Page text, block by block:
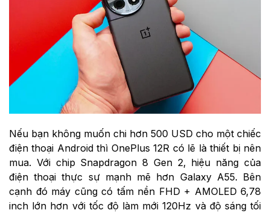
Nếu bạn không muốn chi hơn 500 USD cho một chiếc
điện thoại Android thì OnePlus 12R có lẽ là thiết bị nên
mua. Với chip Snapdragon 8 Gen 2, hiệu năng của
điện thoại thực sự mạnh mẽ hơn Galaxy A55. Bên
cạnh đó máy cũng có tấm nền FHD + AMOLED 6,78
inch lớn hơn với tốc độ làm mới 120Hz và độ sáng tối